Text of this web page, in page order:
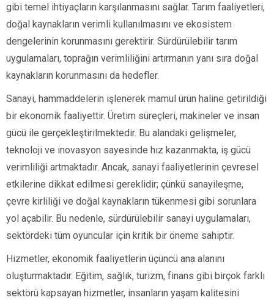
gibi temel ihtiyaçların karşılanmasını sağlar. Tarım faaliyetleri,
doğal kaynakların verimli kullanılmasını ve ekosistem
dengelerinin korunmasını gerektirir. Sürdürülebilir tarım
uygulamaları, toprağın verimliliğini artırmanın yanı sıra doğal
kaynakların korunmasını da hedefler.
Sanayi, hammaddelerin işlenerek mamul ürün haline getirildiği
bir ekonomik faaliyettir. Üretim süreçleri, makineler ve insan
gücü ile gerçekleştirilmektedir. Bu alandaki gelişmeler,
teknoloji ve inovasyon sayesinde hız kazanmakta, iş gücü
verimliliği artmaktadır. Ancak, sanayi faaliyetlerinin çevresel
etkilerine dikkat edilmesi gereklidir; çünkü sanayileşme,
çevre kirliliği ve doğal kaynakların tükenmesi gibi sorunlara
yol açabilir. Bu nedenle, sürdürülebilir sanayi uygulamaları,
sektördeki tüm oyuncular için kritik bir öneme sahiptir.
Hizmetler, ekonomik faaliyetlerin üçüncü ana alanını
oluşturmaktadır. Eğitim, sağlık, turizm, finans gibi birçok farklı
sektörü kapsayan hizmetler, insanların yaşam kalitesini